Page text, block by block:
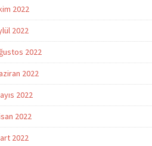
2022
2022
2022
2022
2022
2022
2022